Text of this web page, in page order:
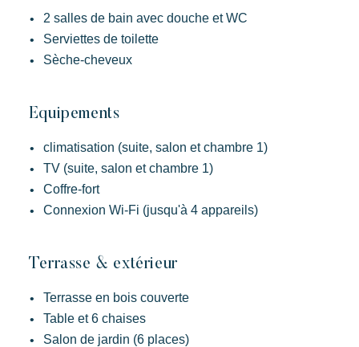
Toison d’Or
Un paradis sauvage aux deux ambiances
2 salles de bain avec douche et WC
Serviettes de toilette
Sèche-cheveux
Equipements
climatisation (suite, salon et chambre 1)
TV (suite, salon et chambre 1)
Coffre-fort
Connexion Wi-Fi (jusqu'à 4 appareils)
Terrasse & extérieur
Terrasse en bois couverte
Table et 6 chaises
Salon de jardin (6 places)